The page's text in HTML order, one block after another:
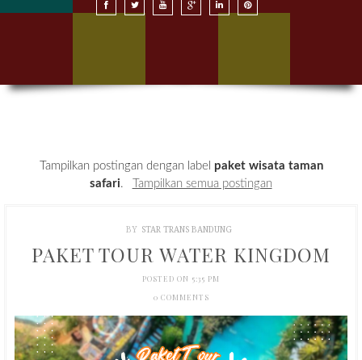
SEWA BUS DI BANDUNG
Tampilkan postingan dengan label paket wisata taman
safari. Tampilkan semua postingan
BY STAR TRANS BANDUNG
PAKET TOUR WATER KINGDOM
POSTED ON 5:35 PM
0 COMMENTS